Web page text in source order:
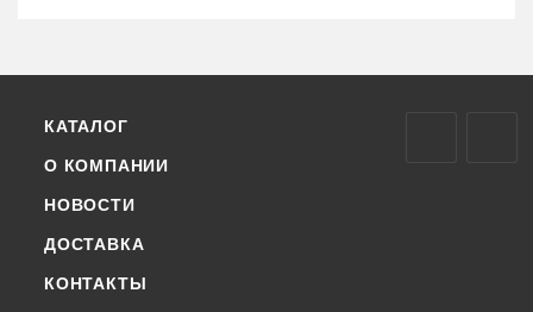
КАТАЛОГ
О КОМПАНИИ
НОВОСТИ
ДОСТАВКА
КОНТАКТЫ